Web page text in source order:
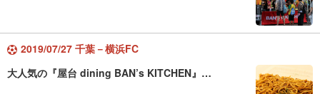
2019/07/27 千葉－横浜FC
大人気の『屋台 dining BAN’s KITCHEN』…